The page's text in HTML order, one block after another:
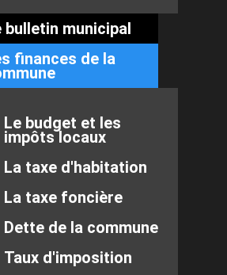
bulletin municipal
finances de la
Le budget et les
impôts locaux
La taxe d'habitation
La taxe foncière
Dette de la commune
Taux d'imposition